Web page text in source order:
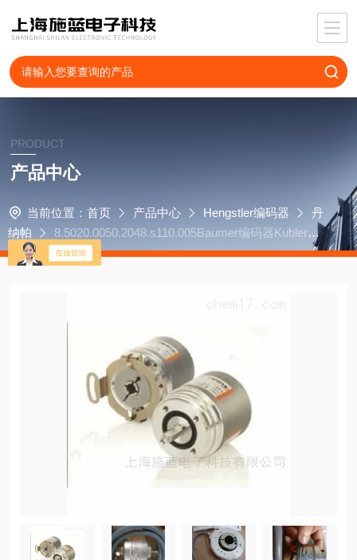
PRODUCT
产品中心
当前位置： 首页 产品中心 Hengstler编码器
丹
纳帕
8.5020.0050.2048.s110.005Baumer编码器Kubler8.F
3663.3325.G722